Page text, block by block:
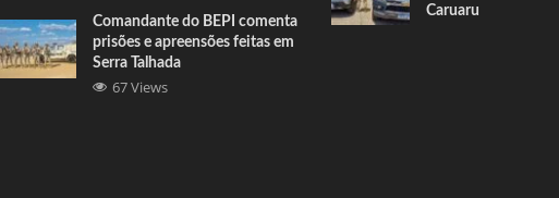
Comandante do BEPI comenta
prisões e apreensões feitas em
Serra Talhada
67 Views
Caruaru